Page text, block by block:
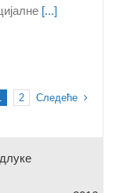
[...]
2 Следеће